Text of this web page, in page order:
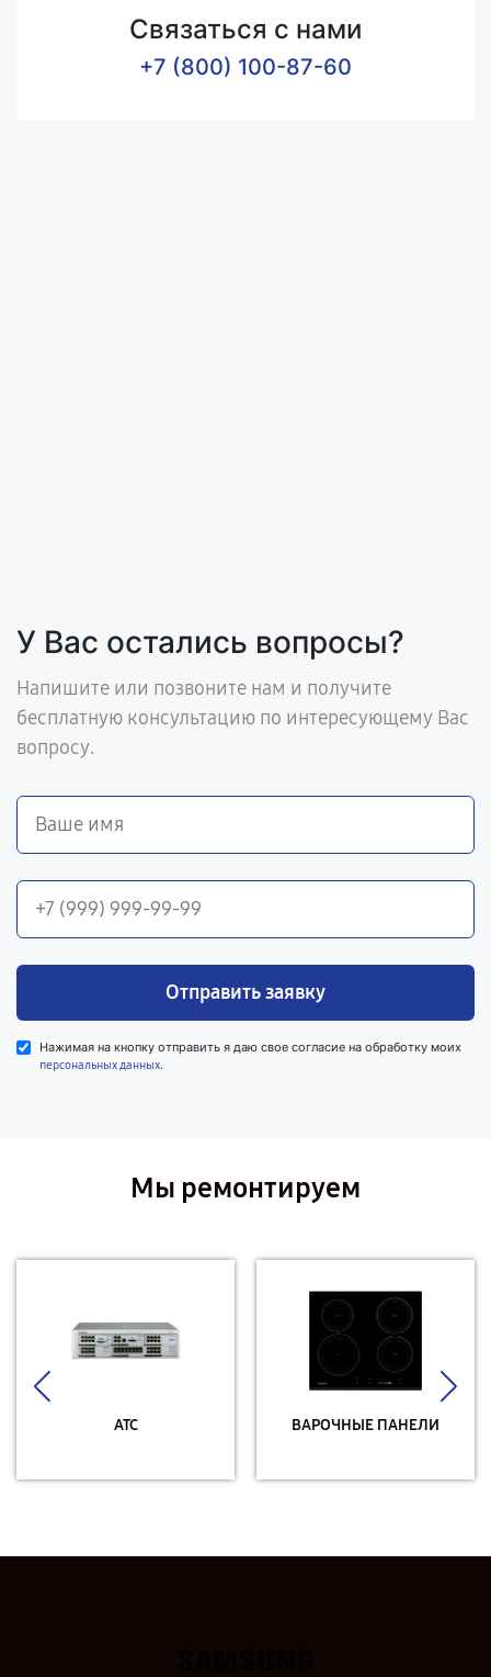
Связаться с нами
+7 (800) 100-87-60
У Вас остались вопросы?
Напишите или позвоните нам и получите
бесплатную консультацию по интересующему Вас
вопросу.
Отправить заявку
Нажимая на кнопку отправить я даю свое согласие на обработку моих
персональных данных.
Мы ремонтируем
АТС ВАРОЧНЫЕ ПАНЕЛИ